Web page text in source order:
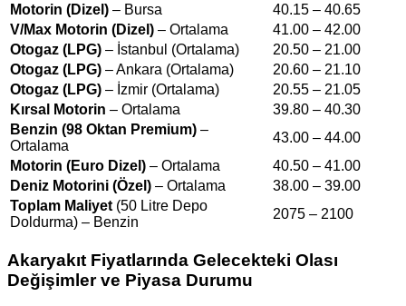
Motorin (Dizel) – Bursa
40.15 – 40.65
V/Max Motorin (Dizel) – Ortalama
41.00 – 42.00
Otogaz (LPG) – İstanbul (Ortalama)
20.50 – 21.00
Otogaz (LPG) – Ankara (Ortalama)
20.60 – 21.10
Otogaz (LPG) – İzmir (Ortalama)
20.55 – 21.05
Kırsal Motorin – Ortalama
39.80 – 40.30
Benzin (98 Oktan Premium) –
Ortalama
43.00 – 44.00
Motorin (Euro Dizel) – Ortalama
40.50 – 41.00
Deniz Motorini (Özel) – Ortalama
38.00 – 39.00
Toplam Maliyet (50 Litre Depo
Doldurma) – Benzin
2075 – 2100
Akaryakıt Fiyatlarında Gelecekteki Olası
Değişimler ve Piyasa Durumu